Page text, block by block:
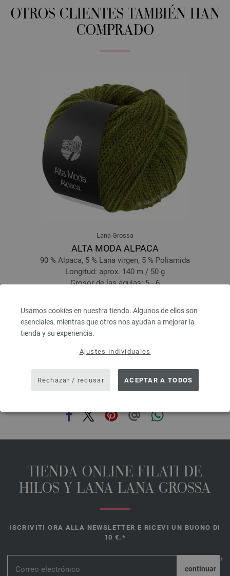
Usamos cookies en nuestra tienda. Algunos de ellos son
esenciales, mientras que otros nos ayudan a mejorar la
tienda y su experiencia.
Ajustes individuales
Rechazar / recusar ACEPTAR A TODOS
OTROS CLIENTES TAMBIÉN HAN
COMPRADO
Lana Grossa
ALTA MODA ALPACA
90 % Alpaca, 5 % Lana virgen, 5 % Poliamida
Longitud: aprox. 140 m / 50 g
Grosor de las agujas: 5 - 6
IVA no incluido, más gastos de envío, Precio base:133,60 € / kg
TIENDA ONLINE FILATI DE
HILOS Y LANA LANA GROSSA
ISCRIVITI ORA ALLA NEWSLETTER E RICEVI UN BUONO DI
10 €.*
*